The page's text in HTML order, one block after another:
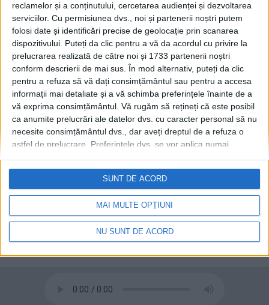
reclamelor și a conținutului, cercetarea audienței și dezvoltarea
serviciilor. Cu permisiunea dvs., noi și partenerii noștri putem
folosi date și identificări precise de geolocație prin scanarea
dispozitivului. Puteți da clic pentru a vă da acordul cu privire la
prelucrarea realizată de către noi și 1733 partenerii noștri
conform descrierii de mai sus. În mod alternativ, puteți da clic
pentru a refuza să vă dați consimțământul sau pentru a accesa
informații mai detaliate și a vă schimba preferințele înainte de a
vă exprima consimțământul. Vă rugăm să rețineți că este posibil
ca anumite prelucrări ale datelor dvs. cu caracter personal să nu
necesite consimțământul dvs., dar aveți dreptul de a refuza o
astfel de prelucrare. Preferințele dvs. se vor aplica numai
retrageți consimțământul în orice moment, revenind la acest site
și făcând clic pe butonul "Confidențialitate" din partea de jos a
paginii web.
MAI MULTE OPȚIUNI
NU SUNT DE ACORD
SUNT DE ACORD
ADMINISTRAȚIE
Zilele Sucevei, doar pentru
vaccinați
12 MAI, 2021
ADMINISTRAȚIE
Evenimentele de la Zilele
Sucevei, doar pentru
vaccinați